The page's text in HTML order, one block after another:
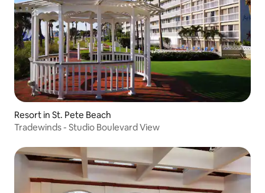
Resort in St. Pete Beach
Tradewinds - Studio Boulevard View